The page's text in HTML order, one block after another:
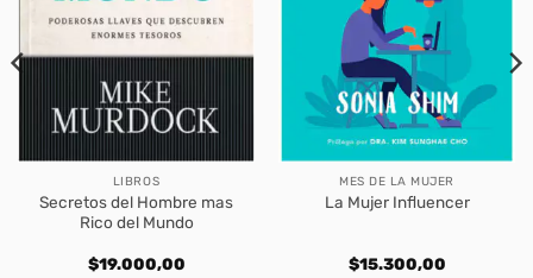
LIBROS
Secretos del Hombre mas
Rico del Mundo
$19.000,00
MES DE LA MUJER
La Mujer Influencer
$15.300,00